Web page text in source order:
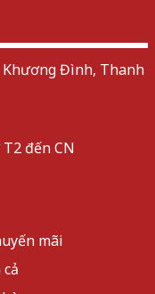
Khương Đình, Thanh
đến CN
mãi